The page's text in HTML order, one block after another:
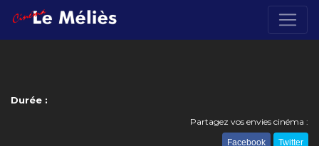
Durée :
Partagez vos envies cinéma :
Facebook Twitter